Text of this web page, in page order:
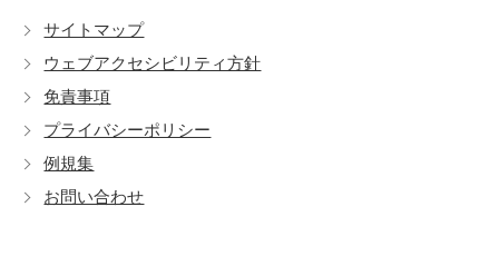
サイトマップ
ウェブアクセシビリティ方針
免責事項
プライバシーポリシー
例規集
お問い合わせ